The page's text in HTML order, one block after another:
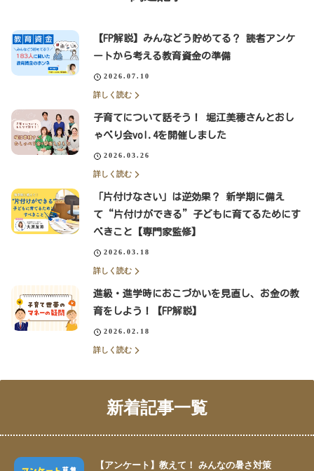
【FP解説】みんなどう貯めてる？ 読者アンケ
ートから考える教育資金の準備
2026.07.10
詳しく読む
子育てについて話そう！ 堀江美穂さんとおし
ゃべり会vol.4を開催しました
2026.03.26
詳しく読む
「片付けなさい」は逆効果？ 新学期に備え
て“片付けができる”子どもに育てるためにす
べきこと【専門家監修】
2026.03.18
詳しく読む
進級・進学時におこづかいを見直し、お金の教
育をしよう！【FP解説】
2026.02.18
詳しく読む
新着記事一覧
【アンケート】教えて！ みんなの暑さ対策